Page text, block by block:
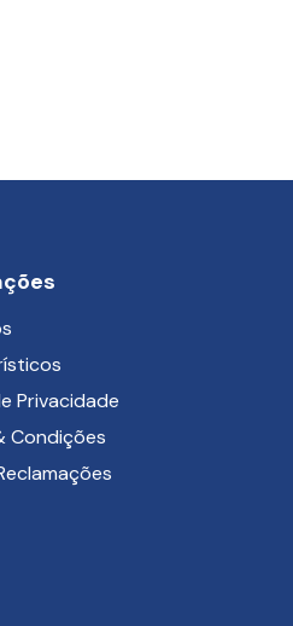
Privacidade
Condições